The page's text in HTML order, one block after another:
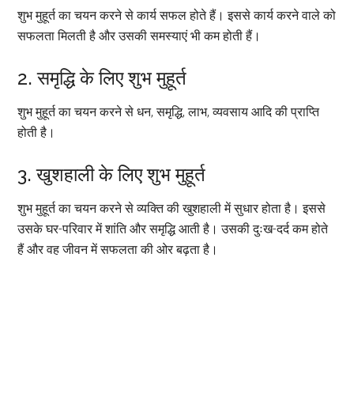
शुभ मुहूर्त का चयन करने से कार्य सफल होते हैं। इससे कार्य करने वाले को
सफलता मिलती है और उसकी समस्याएं भी कम होती हैं।
2. समृद्धि के लिए शुभ मुहूर्त
शुभ मुहूर्त का चयन करने से धन, समृद्धि, लाभ, व्यवसाय आदि की प्राप्ति
होती है।
3. खुशहाली के लिए शुभ मुहूर्त
शुभ मुहूर्त का चयन करने से व्यक्ति की खुशहाली में सुधार होता है। इससे
उसके घर-परिवार में शांति और समृद्धि आती है। उसकी दुःख-दर्द कम होते
हैं और वह जीवन में सफलता की ओर बढ़ता है।